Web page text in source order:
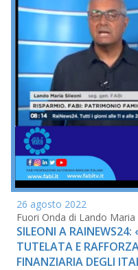
26 agosto 2022
Fuori Onda di Lando Maria
SILEONI A
TUTELATA E
FINANZIARIA DEGLI